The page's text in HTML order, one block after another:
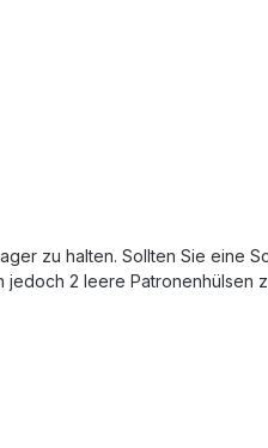
zu halten. Sollten Sie eine
2 leere Patronenhülsen